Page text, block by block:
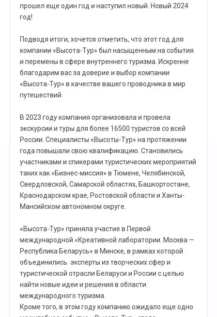
прошел еще один год и наступил новый. Новый 2024
год!
Подводя итоги, хочется отметить, что этот год для
компании «Высота-Тур» был насыщенным на события
и перемены в сфере внутреннего туризма. Искренне
благодарим вас за доверие и выбор компании
«Высота-Тур» в качестве вашего проводника в мир
путешествий.
В 2023 году компания организовала и провела
экскурсии и туры для более 16500 туристов со всей
России. Специалисты «Высоты-Тур» на протяжении
года повышали свою квалификацию. Становились
участниками и спикерами туристических мероприятий
таких как «Бизнес-миссия» в Тюмене, Челябинской,
Свердловской, Самарской областях, Башкортостане,
Краснодарском крае, Ростовской области и Ханты-
Мансийском автономном округе.
«Высота-Тур» приняла участие в Первой
международной «Креативной лаборатории. Москва —
Республика Беларусь» в Минске, в рамках которой
объединились эксперты из творческих сфер и
туристической отрасли Беларуси и России с целью
найти новые идеи и решения в области
международного туризма.
Кроме того, в этом году компанию ожидало еще одно